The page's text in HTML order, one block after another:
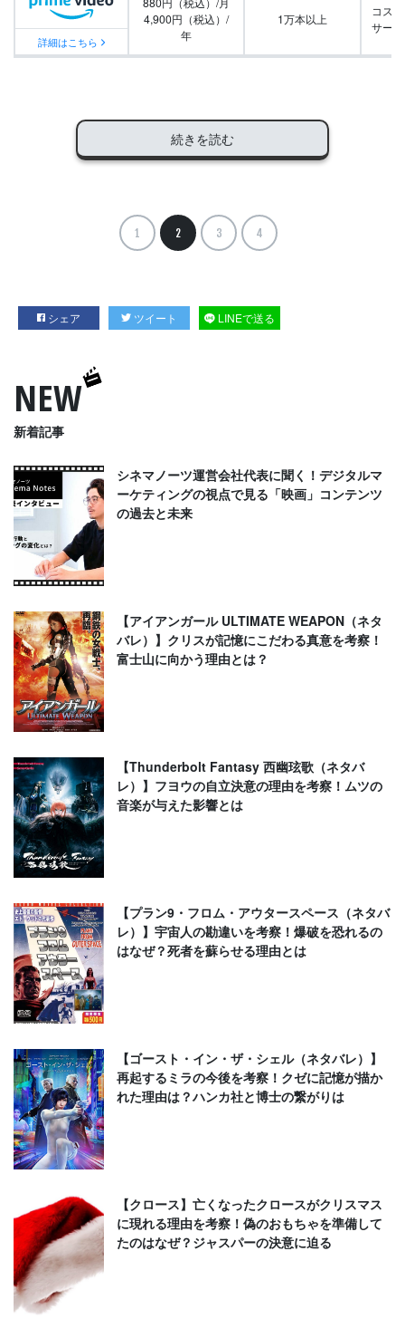
詳細はこちら
4,900円（税込）/
年
1万本以上
コス
サー
続きを読む
1 2 3 4
シェア ツイート LINEで送る
NEW
新着記事
シネマノーツ運営会社代表に聞く！デジタルマ
ーケティングの視点で見る「映画」コンテンツ
の過去と未来
【アイアンガール ULTIMATE WEAPON（ネタ
バレ）】クリスが記憶にこだわる真意を考察！
富士山に向かう理由とは？
【Thunderbolt Fantasy 西幽玹歌（ネタバ
レ）】フヨウの自立決意の理由を考察！ムツの
音楽が与えた影響とは
【プラン9・フロム・アウタースペース（ネタバ
レ）】宇宙人の勘違いを考察！爆破を恐れるの
はなぜ？死者を蘇らせる理由とは
【ゴースト・イン・ザ・シェル（ネタバレ）】
再起するミラの今後を考察！クゼに記憶が描か
れた理由は？ハンカ社と博士の繋がりは
【クロース】亡くなったクロースがクリスマス
に現れる理由を考察！偽のおもちゃを準備して
たのはなぜ？ジャスパーの決意に迫る